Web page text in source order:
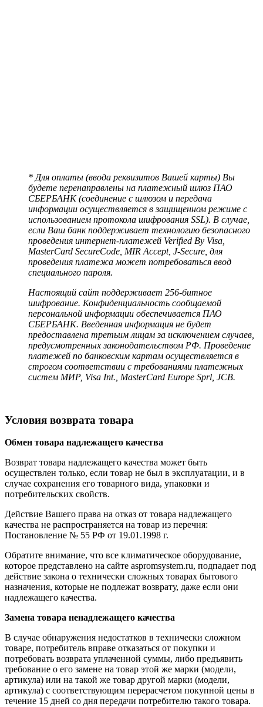
* Для оплаты (ввода реквизитов Вашей карты) Вы
будете перенаправлены на платежный шлюз ПАО
СБЕРБАНК (соединение с шлюзом и передача
информации осуществляется в защищенном режиме с
использованием протокола шифрования SSL). В случае,
если Ваш банк поддерживает технологию безопасного
проведения интернет-платежей Verified By Visa,
MasterCard SecureCode, MIR Accept, J-Secure, для
проведения платежа может потребоваться ввод
специального пароля.
Настоящий сайт поддерживает 256-битное
шифрование. Конфиденциальность сообщаемой
персональной информации обеспечивается ПАО
СБЕРБАНК. Введенная информация не будет
предоставлена третьим лицам за исключением случаев,
предусмотренных законодательством РФ. Проведение
платежей по банковским картам осуществляется в
строгом соответствии с требованиями платежных
систем МИР, Visa Int., MasterCard Europe Sprl, JCB.
Условия возврата товара
Обмен товара надлежащего качества
Возврат товара надлежащего качества может быть
осуществлен только, если товар не был в эксплуатации, и в
случае сохранения его товарного вида, упаковки и
потребительских свойств.
Действие Вашего права на отказ от товара надлежащего
качества не распространяется на товар из перечня:
Постановление № 55 РФ от 19.01.1998 г.
Обратите внимание, что все климатическое оборудование,
которое представлено на сайте aspromsystem.ru, подпадает под
действие закона о технически сложных товарах бытового
назначения, которые не подлежат возврату, даже если они
надлежащего качества.
Замена товара ненадлежащего качества
В случае обнаружения недостатков в технически сложном
товаре, потребитель вправе отказаться от покупки и
потребовать возврата уплаченной суммы, либо предъявить
требование о его замене на товар этой же марки (модели,
артикула) или на такой же товар другой марки (модели,
артикула) с соответствующим перерасчетом покупной цены в
течение 15 дней со дня передачи потребителю такого товара.